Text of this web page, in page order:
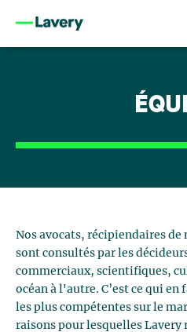
Nos avocats, récipiendaires
sont consultés par les
commerciaux, scientifiques,
océan à l'autre. C’est ce qui
les plus compétentes sur le
raisons pour lesquelles Lavery